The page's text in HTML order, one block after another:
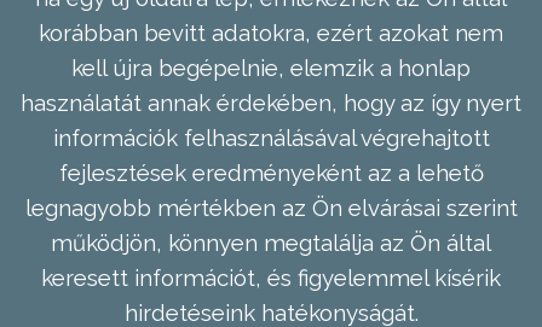
korábban bevitt adatokra, ezért azokat nem
kell újra begépelnie, elemzik a honlap
használatát annak érdekében, hogy az így nyert
információk felhasználásával végrehajtott
fejlesztések eredményeként az a lehető
legnagyobb mértékben az Ön elvárásai szerint
működjön, könnyen megtalálja az Ön által
keresett információt, és figyelemmel kísérik
hirdetéseink hatékonyságát.